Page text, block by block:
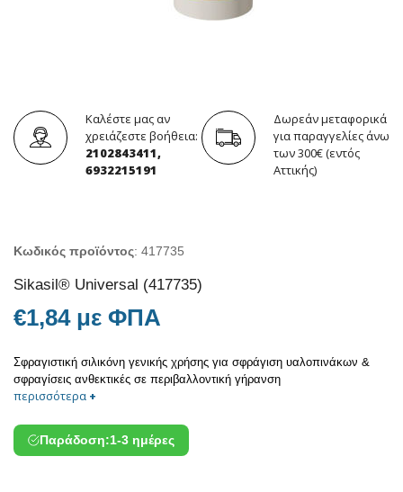
Καλέστε μας αν
χρειάζεστε βοήθεια:
2102843411,
6932215191
Δωρεάν μεταφορικά
για παραγγελίες άνω
των 300€ (εντός
Αττικής)
Κωδικός προϊόντος: 417735
Sikasil® Universal (417735)
€1,84 με ΦΠΑ
Σφραγιστική σιλικόνη γενικής χρήσης για σφράγιση υαλοπινάκων &
σφραγίσεις ανθεκτικές σε περιβαλλοντική γήρανση
περισσότερα +
Παράδοση:1-3 ημέρες